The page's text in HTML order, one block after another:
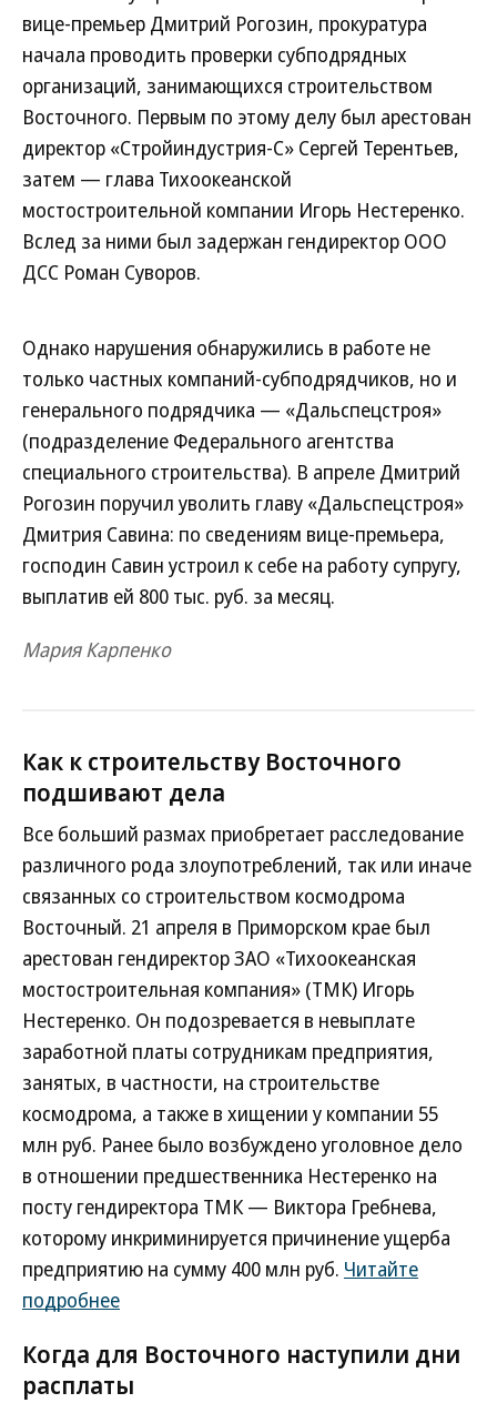
вице-премьер Дмитрий Рогозин, прокуратура
начала проводить проверки субподрядных
организаций, занимающихся строительством
Восточного. Первым по этому делу был арестован
директор «Стройиндустрия-С» Сергей Терентьев,
затем — глава Тихоокеанской
мостостроительной компании Игорь Нестеренко.
Вслед за ними был задержан гендиректор ООО
ДСС Роман Суворов.
Однако нарушения обнаружились в работе не
только частных компаний-субподрядчиков, но и
генерального подрядчика — «Дальспецстроя»
(подразделение Федерального агентства
специального строительства). В апреле Дмитрий
Рогозин поручил уволить главу «Дальспецстроя»
Дмитрия Савина: по сведениям вице-премьера,
господин Савин устроил к себе на работу супругу,
выплатив ей 800 тыс. руб. за месяц.
Мария Карпенко
Как к строительству Восточного
подшивают дела
Все больший размах приобретает расследование
различного рода злоупотреблений, так или иначе
связанных со строительством космодрома
Восточный. 21 апреля в Приморском крае был
арестован гендиректор ЗАО «Тихоокеанская
мостостроительная компания» (ТМК) Игорь
Нестеренко. Он подозревается в невыплате
заработной платы сотрудникам предприятия,
занятых, в частности, на строительстве
космодрома, а также в хищении у компании 55
млн руб. Ранее было возбуждено уголовное дело
в отношении предшественника Нестеренко на
посту гендиректора ТМК — Виктора Гребнева,
которому инкриминируется причинение ущерба
предприятию на сумму 400 млн руб. Читайте
подробнее
Когда для Восточного наступили дни
расплаты